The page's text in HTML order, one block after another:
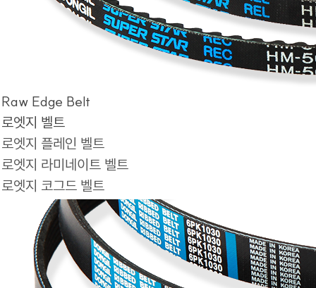
Raw Edge Belt
로엣지 벨트
로엣지 플레인 벨트
로엣지 라미네이트 벨트
로엣지 코그드 벨트